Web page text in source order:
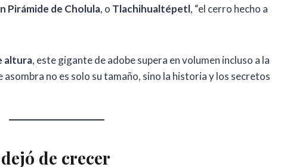
Pirámide de Cholula, o Tlachihualtépetl, “el cerro hecho a
altura, este gigante de adobe supera en volumen incluso a la
no es solo su tamaño, sino la historia y los secretos
de crecer